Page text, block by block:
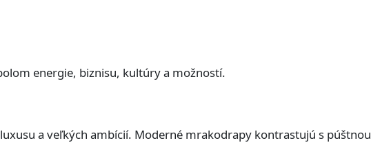
energie, biznisu, kultúry a možností.
a veľkých ambícií. Moderné mrakodrapy kontrastujú s púštnou